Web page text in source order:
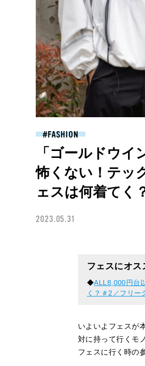
FASHION
「ゴールドウ
怖くない！テッ
ェスは何着てく
2023.05.31
フェスにオス
◆ALL8,000円台
く？＃2／フリー
いよいよフェスが
対に持って行くモ
フェスに行く時の